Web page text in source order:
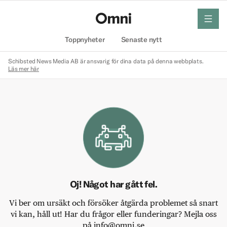
Toppnyheter Senaste nytt
meny
Schibsted News Media AB är ansvarig för dina data på denna webbplats.
Läs mer här
Oj! Något har gått fel.
Vi ber om ursäkt och försöker åtgärda problemet så snart
vi kan, håll ut! Har du frågor eller funderingar? Mejla oss